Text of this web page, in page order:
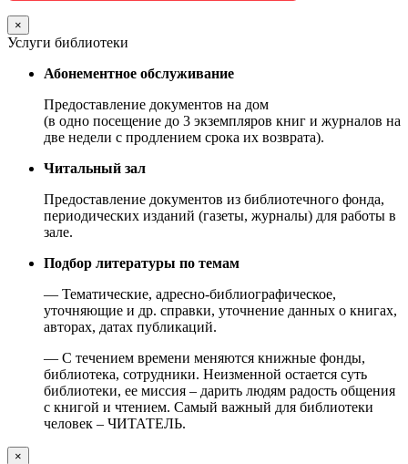
×
Услуги библиотеки
Абонементное обслуживание
Предоставление документов на дом
(в одно посещение до 3 экземпляров книг и журналов на
две недели с продлением срока их возврата).
Читальный зал
Предоставление документов из библиотечного фонда,
периодических изданий (газеты, журналы) для работы в
зале.
Подбор литературы по темам
— Тематические, адресно-библиографическое,
уточняющие и др. справки, уточнение данных о книгах,
авторах, датах публикаций.
— С течением времени меняются книжные фонды,
библиотека, сотрудники. Неизменной остается суть
библиотеки, ее миссия – дарить людям радость общения
с книгой и чтением. Самый важный для библиотеки
человек – ЧИТАТЕЛЬ.
×